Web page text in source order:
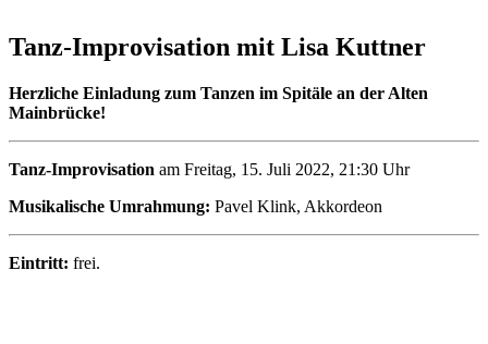
Tanz-Improvisation mit Lisa Kuttner
Herzliche Einladung zum Tanzen im Spitäle an der Alten
Mainbrücke!
Tanz-Improvisation am Freitag, 15. Juli 2022, 21:30 Uhr
Musikalische Umrahmung: Pavel Klink, Akkordeon
Eintritt: frei.